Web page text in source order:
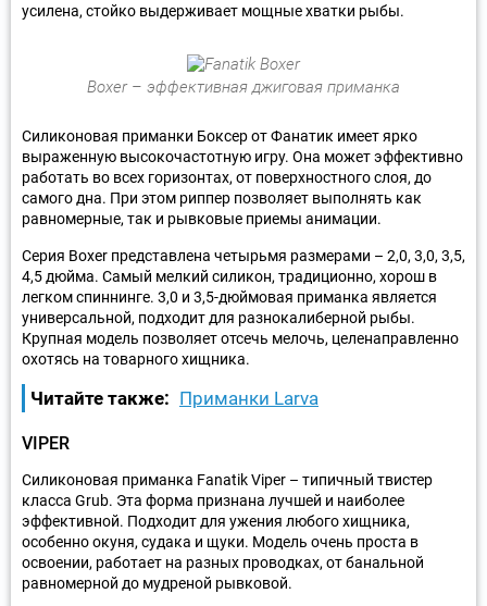
усилена, стойко выдерживает мощные хватки рыбы.
Boxer – эффективная джиговая приманка
Силиконовая приманки Боксер от Фанатик имеет ярко
выраженную высокочастотную игру. Она может эффективно
работать во всех горизонтах, от поверхностного слоя, до
самого дна. При этом риппер позволяет выполнять как
равномерные, так и рывковые приемы анимации.
Серия Boxer представлена четырьмя размерами – 2,0, 3,0, 3,5,
4,5 дюйма. Самый мелкий силикон, традиционно, хорош в
легком спиннинге. 3,0 и 3,5-дюймовая приманка является
универсальной, подходит для разнокалиберной рыбы.
Крупная модель позволяет отсечь мелочь, целенаправленно
охотясь на товарного хищника.
Читайте также: Приманки Larva
VIPER
Силиконовая приманка Fanatik Viper – типичный твистер
класса Grub. Эта форма признана лучшей и наиболее
эффективной. Подходит для ужения любого хищника,
особенно окуня, судака и щуки. Модель очень проста в
освоении, работает на разных проводках, от банальной
равномерной до мудреной рывковой.